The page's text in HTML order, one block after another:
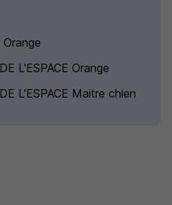
L'ESPACE Orange
L'ESPACE Maitre chien